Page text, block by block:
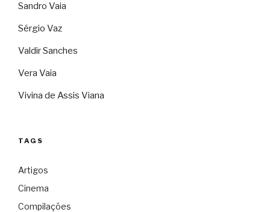
Sandro Vaia
Sérgio Vaz
Valdir Sanches
Vera Vaia
Vivina de Assis Viana
TAGS
Artigos
Cinema
Compilações